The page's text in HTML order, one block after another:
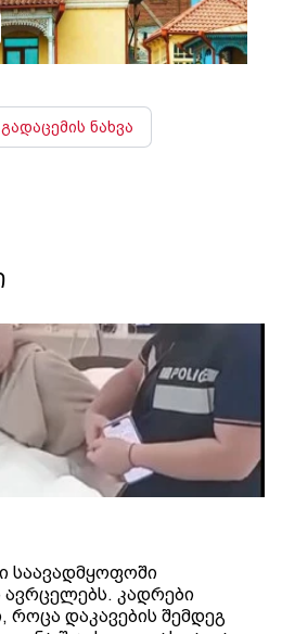
ნახვა
საავადმყოფოში
კადრები
როცა დაკავების შემდეგ